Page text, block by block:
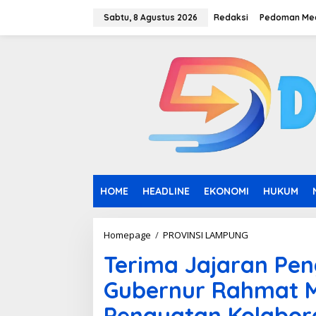
Sabtu, 8 Agustus 2026 Redaksi Pedoman
HOME HEADLINE EKONOMI HUKUM
Homepage / PROVINSI LAMPUNG
r
i
m
a
J
Terima Jajaran
Gubernur Rahmat